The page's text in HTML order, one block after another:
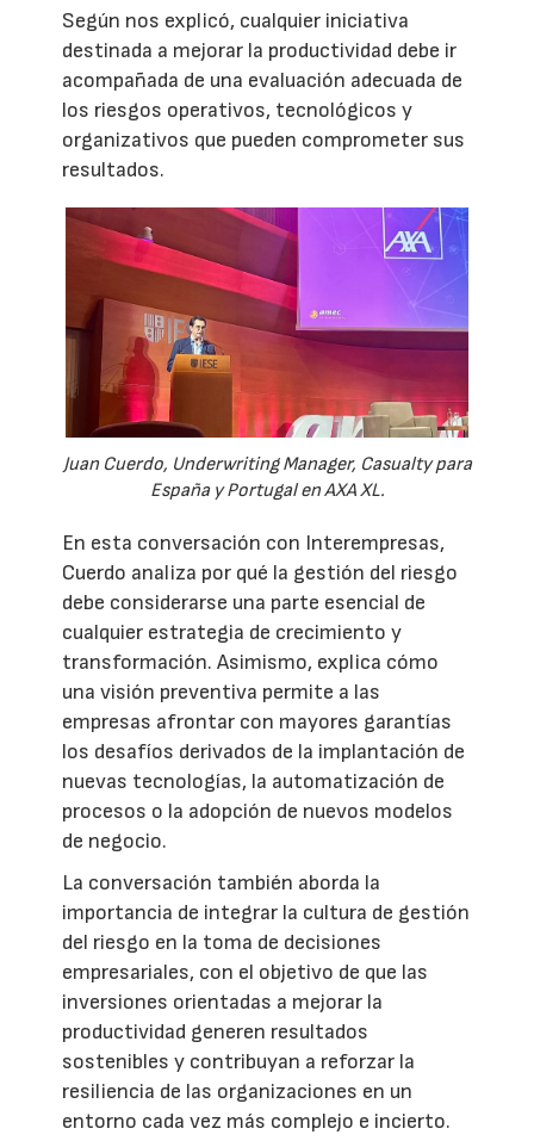
Según nos explicó, cualquier iniciativa
destinada a mejorar la productividad debe ir
acompañada de una evaluación adecuada de
los riesgos operativos, tecnológicos y
organizativos que pueden comprometer sus
resultados.
Juan Cuerdo, Underwriting Manager, Casualty para
España y Portugal en AXA XL.
En esta conversación con Interempresas,
Cuerdo analiza por qué la gestión del riesgo
debe considerarse una parte esencial de
cualquier estrategia de crecimiento y
transformación. Asimismo, explica cómo
una visión preventiva permite a las
empresas afrontar con mayores garantías
los desafíos derivados de la implantación de
nuevas tecnologías, la automatización de
procesos o la adopción de nuevos modelos
de negocio.
La conversación también aborda la
importancia de integrar la cultura de gestión
del riesgo en la toma de decisiones
empresariales, con el objetivo de que las
inversiones orientadas a mejorar la
productividad generen resultados
sostenibles y contribuyan a reforzar la
resiliencia de las organizaciones en un
entorno cada vez más complejo e incierto.